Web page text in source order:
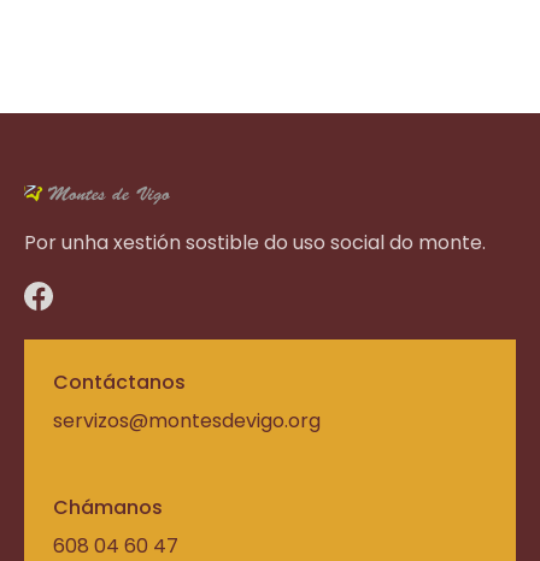
Por unha xestión sostible do uso social do monte.
Contáctanos
servizos@montesdevigo.org
Chámanos
608 04 60 47